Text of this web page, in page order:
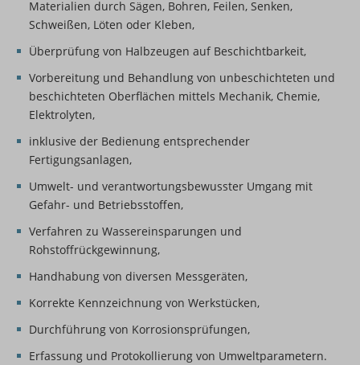
Materialien durch Sägen, Bohren, Feilen, Senken,
Schweißen, Löten oder Kleben,
Überprüfung von Halbzeugen auf Beschichtbarkeit,
Vorbereitung und Behandlung von unbeschichteten und
beschichteten Oberflächen mittels Mechanik, Chemie,
Elektrolyten,
inklusive der Bedienung entsprechender
Fertigungsanlagen,
Umwelt- und verantwortungsbewusster Umgang mit
Gefahr- und Betriebsstoffen,
Verfahren zu Wassereinsparungen und
Rohstoffrückgewinnung,
Handhabung von diversen Messgeräten,
Korrekte Kennzeichnung von Werkstücken,
Durchführung von Korrosionsprüfungen,
Erfassung und Protokollierung von Umweltparametern.